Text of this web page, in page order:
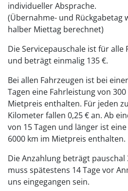
individueller Absprache.
(Übernahme- und Rückgabetag
halber Miettag berechnet)
Die Servicepauschale ist für alle
und beträgt einmalig 135 €.
Bei allen Fahrzeugen ist bei
Tagen eine Fahrleistung von
Mietpreis enthalten. Für jeden
Kilometer fallen 0,25 € an. Ab
von 15 Tagen und länger ist
6000 km im Mietpreis enthalten.
Die Anzahlung beträgt pauschal
muss spätestens 14 Tage vor
uns eingegangen sein.